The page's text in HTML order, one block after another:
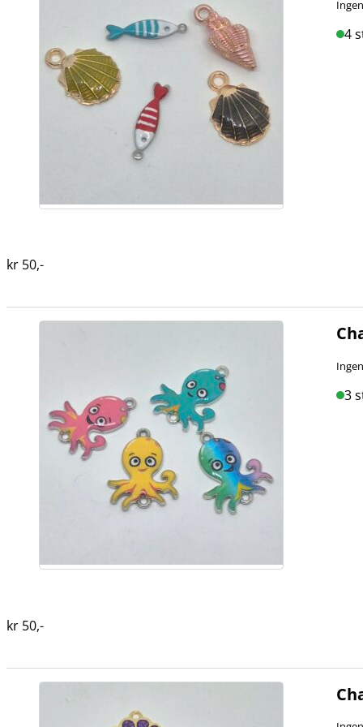
4
kr 50,-
3
kr 50,-